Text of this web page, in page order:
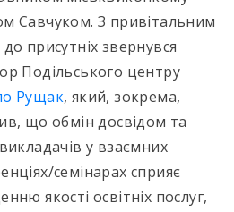
Савчуком. З привітальним
присутніх звернувся
Подільського центру
Рущак, який, зокрема,
що обмін досвідом та
у взаємних
семінарах сприяє
якості освітніх послуг,